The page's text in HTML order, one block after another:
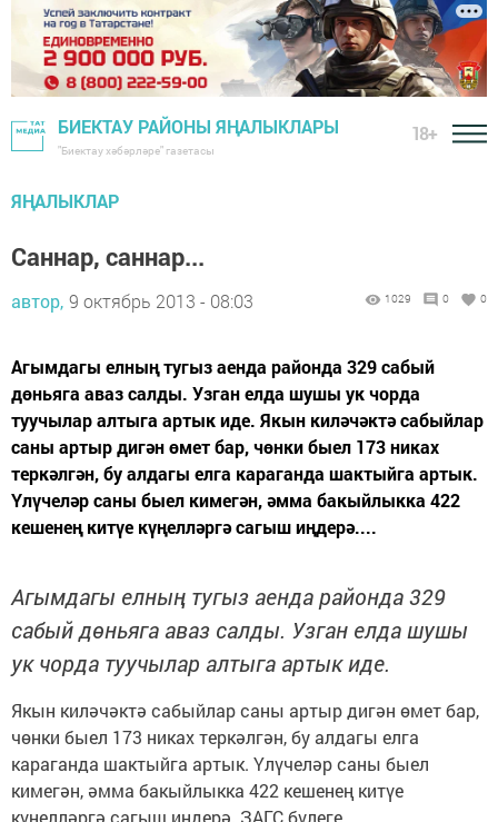
БИЕКТАУ РАЙОНЫ ЯҢАЛЫКЛАРЫ
"Биектау хәбәрләре" газетасы
18+
ЯҢАЛЫКЛАР
Саннар, саннар...
автор, 9 октябрь 2013 - 08:03 1029 0 0
Агымдагы елның тугыз аенда районда 329 сабый
дөньяга аваз салды. Узган елда шушы ук чорда
туучылар алтыга артык иде. Якын киләчәктә сабыйлар
саны артыр дигән өмет бар, чөнки быел 173 никах
теркәлгән, бу алдагы елга караганда шактыйга артык.
Үлүчеләр саны быел кимегән, әмма бакыйлыкка 422
кешенең китүе күңелләргә сагыш иңдерә....
Агымдагы елның тугыз аенда районда 329
сабый дөньяга аваз салды. Узган елда шушы
ук чорда туучылар алтыга артык иде.
Якын киләчәктә сабыйлар саны артыр дигән өмет бар,
чөнки быел 173 никах теркәлгән, бу алдагы елга
караганда шактыйга артык. Үлүчеләр саны быел
кимегән, әмма бакыйлыкка 422 кешенең китүе